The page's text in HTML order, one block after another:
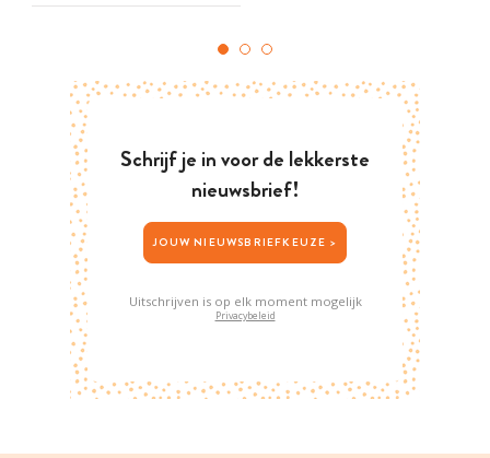
Schrijf je in voor de lekkerste
nieuwsbrief!
JOUW NIEUWSBRIEFKEUZE >
Uitschrijven is op elk moment mogelijk
Privacybeleid